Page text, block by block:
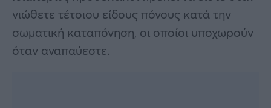
νιώθετε τέτοιου είδους πόνους κατά την
σωματική καταπόνηση, οι οποίοι υποχωρούν
όταν αναπαύεστε.